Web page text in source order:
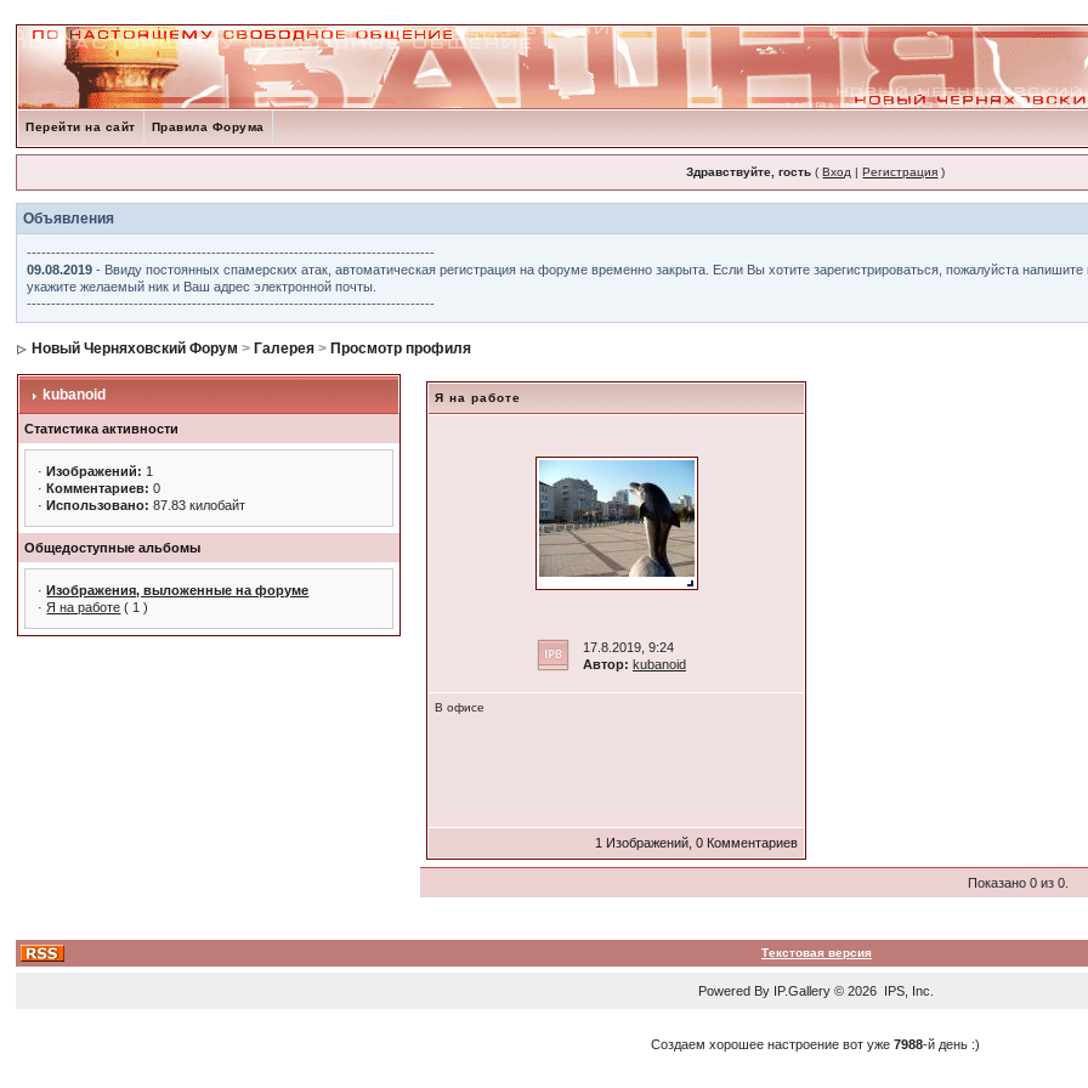
Перейти на сайт Правила Форума
Здравствуйте, гость (Вход |Регистрация )
Объявления
------------------------------------------------------------------------------------
09.08.2019 - Ввиду постоянных спамерских атак, автоматическая регистрация на форуме временно закрыта. Если Вы хотите зарегистрироваться, пожалуйста
укажите желаемый ник и Ваш адрес электронной почты.
------------------------------------------------------------------------------------
Новый Черняховский Форум > Галерея > Просмотр профиля
kubanoid
Статистика активности
·Изображений: 1
·Комментариев:0
·Использовано:87.83 килобайт
Общедоступные альбомы
·Изображения, выложенные на форуме
· Я на работе ( 1 )
Я на работе
17.8.2019, 9:24
Автор: kubanoid
В офисе
1 Изображений, 0 Комментариев
Показано 0 из 0.
Текстовая версия
Powered By IP.Gallery© 2026 IPS, Inc.
Создаем хорошее настроение вот уже7988-й день :)